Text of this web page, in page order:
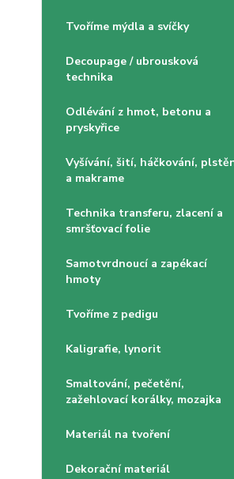
Tvoříme mýdla a svíčky
Decoupage / ubrousková
technika
Odlévání z hmot, betonu a
pryskyřice
Vyšívání, šití, háčkování,
a makrame
Technika transferu, zlacení a
smršťovací folie
Samotvrdnoucí a zapékací
hmoty
Tvoříme z pedigu
Kaligrafie, lynorit
Smaltování, pečetění,
zažehlovací korálky, mozajka
Materiál na tvoření
Dekorační materiál